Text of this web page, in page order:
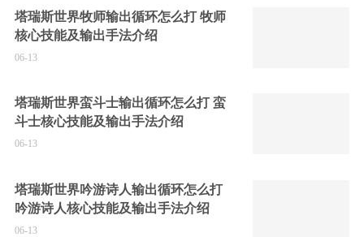
塔瑞斯世界牧师输出循环怎么打 牧师
核心技能及输出手法介绍
06-13
塔瑞斯世界蛮斗士输出循环怎么打 蛮
斗士核心技能及输出手法介绍
06-13
塔瑞斯世界吟游诗人输出循环怎么打
吟游诗人核心技能及输出手法介绍
06-13